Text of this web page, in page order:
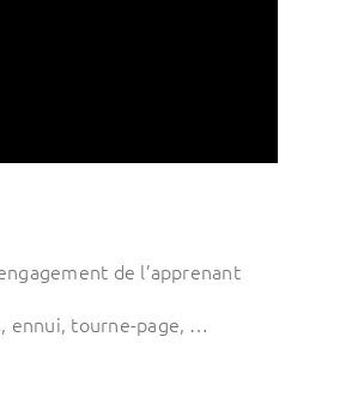
de l’apprenant
ennui, tourne-page, …